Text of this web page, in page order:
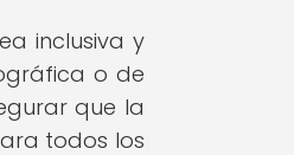
inclusiva y
o de
que la
todos los